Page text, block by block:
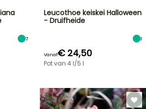
7
Leucothoe keiskei Halloween
- Druifheide
1
Vanaf€ 24,50
Pot van 4 l/5 l